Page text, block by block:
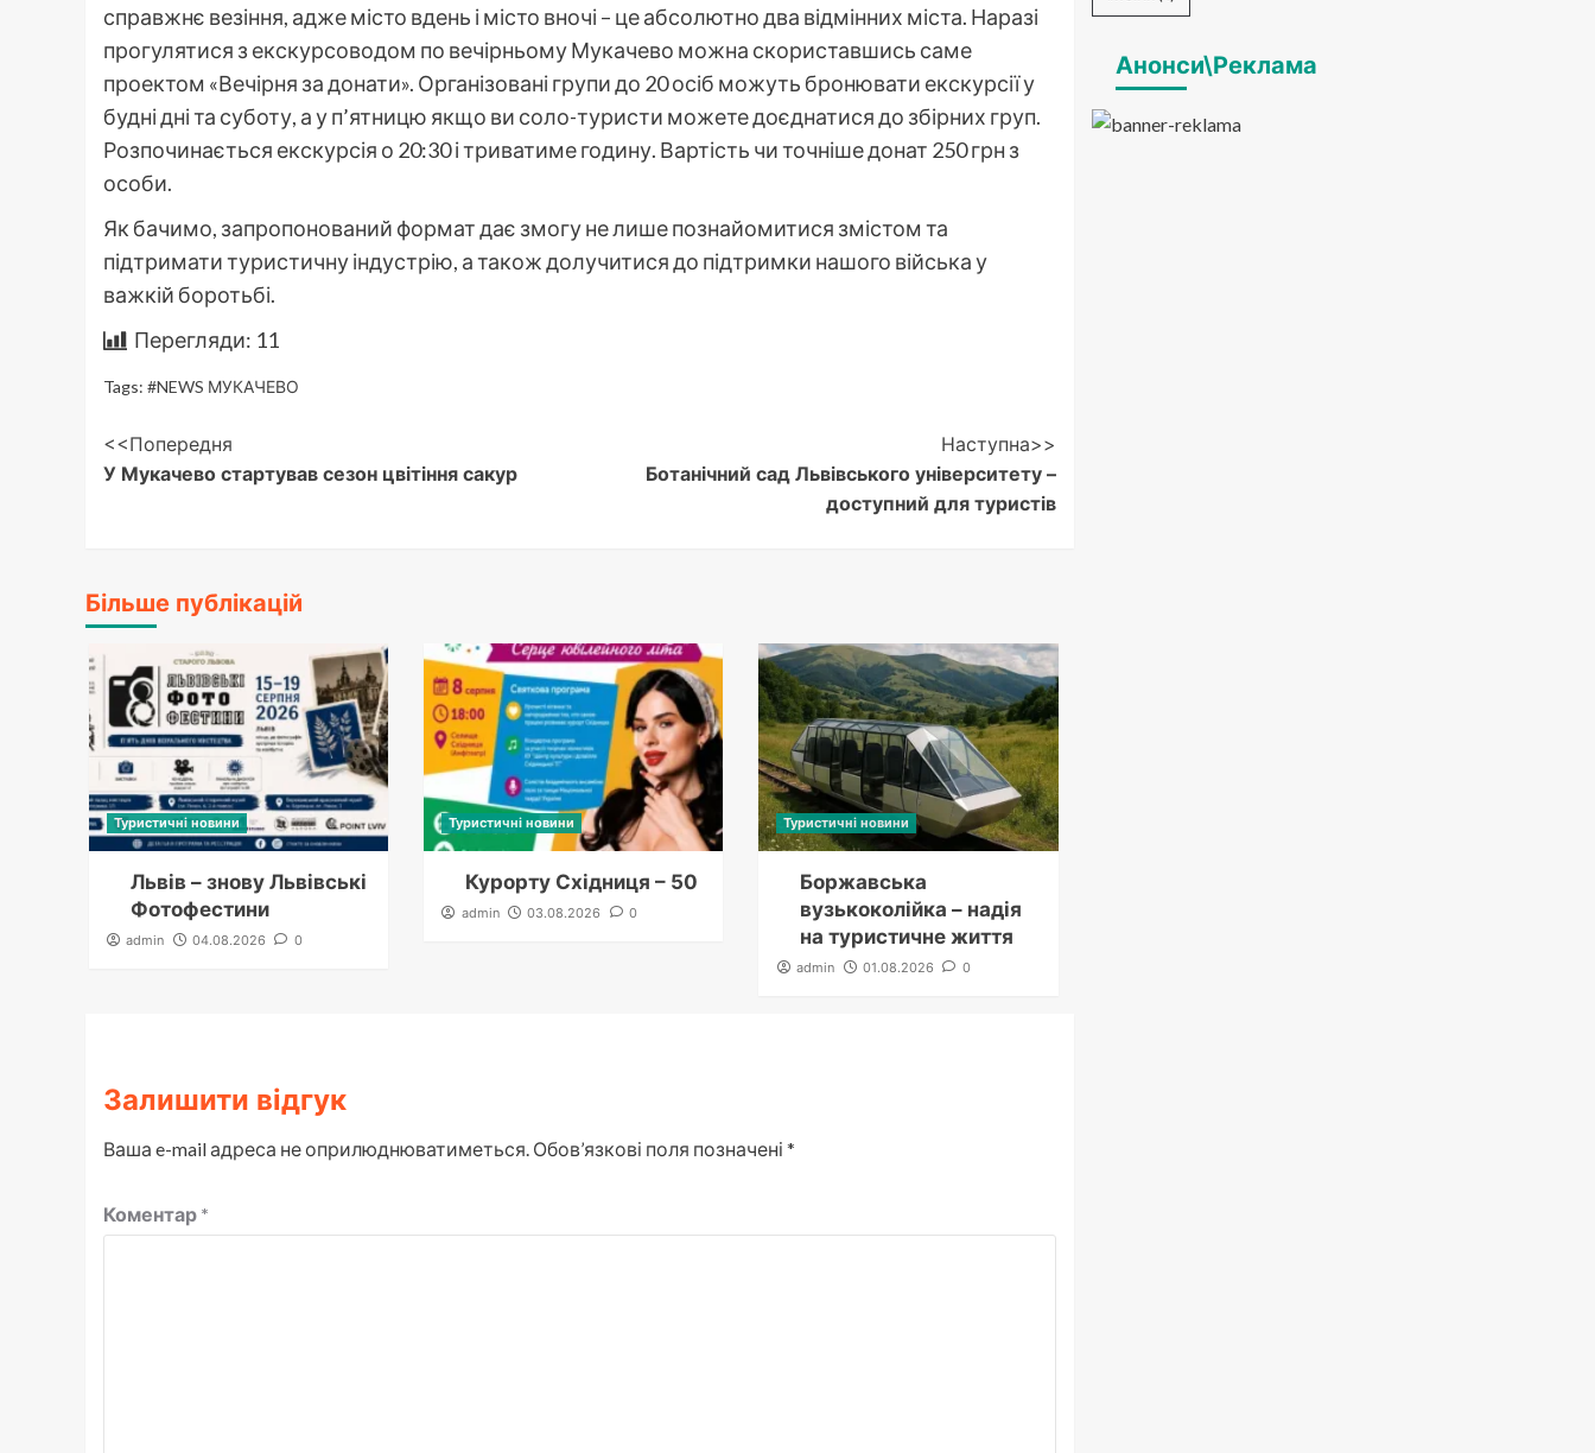
справжнє везіння, адже місто вдень і місто вночі – це абсолютно два відмінних міста. Наразі
прогулятися з екскурсоводом по вечірньому Мукачево можна скориставшись саме
проектом «Вечірня за донати». Організовані групи до 20 осіб можуть бронювати екскурсії у
будні дні та суботу, а у п’ятницю якщо ви соло-туристи можете доєднатися до збірних груп.
Розпочинається екскурсія о 20:30 і триватиме годину. Вартість чи точніше донат 250 грн з
особи.
Як бачимо, запропонований формат дає змогу не лише познайомитися змістом та
підтримати туристичну індустрію, а також долучитися до підтримки нашого війська у
важкій боротьбі.
Перегляди: 11
Tags: #NEWS МУКАЧЕВО
Post
Navigation
<<Попередня
У Мукачево стартував сезон цвітіння сакур
Наступна>>
Ботанічний сад Львівського університету –
доступний для туристів
Більше публікацій
Туристичні новини
Львів – знову Львівські
Фотофестини
admin 04.08.2026 0
Туристичні новини
Курорту Східниця – 50
admin 03.08.2026 0
Туристичні новини
Боржавська
вузькоколійка – надія
на туристичне життя
admin 01.08.2026 0
Залишити відгук
Ваша e-mail адреса не оприлюднюватиметься. Обов’язкові поля позначені *
Коментар *
Анонси\Реклама